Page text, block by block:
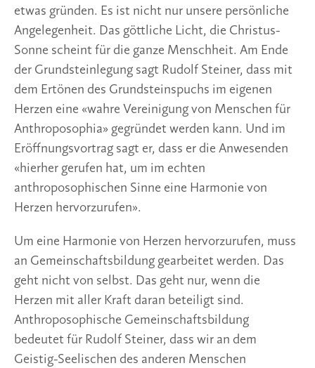
etwas gründen. Es ist nicht nur unsere persönliche
Angelegenheit. Das göttliche Licht, die Christus-
Sonne scheint für die ganze Menschheit. Am Ende
der Grundsteinlegung sagt Rudolf Steiner, dass mit
dem Ertönen des Grundsteinspuchs im eigenen
Herzen eine «wahre Vereinigung von Menschen für
Anthroposophia» gegründet werden kann. Und im
Eröffnungsvortrag sagt er, dass er die Anwesenden
«hierher gerufen hat, um im echten
anthroposophischen Sinne eine Harmonie von
Herzen hervorzurufen».
Um eine Harmonie von Herzen hervorzurufen, muss
an Gemeinschaftsbildung gearbeitet werden. Das
geht nicht von selbst. Das geht nur, wenn die
Herzen mit aller Kraft daran beteiligt sind.
Anthroposophische Gemeinschaftsbildung
bedeutet für Rudolf Steiner, dass wir an dem
Geistig-Seelischen des anderen Menschen